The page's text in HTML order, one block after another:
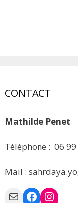
CONTACT
Mathilde Penet
Téléphone : 06 99
Mail :
MailFacebook